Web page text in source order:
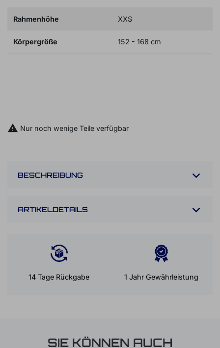
Rahmenhöhe XXS
Körpergröße 152 - 168 cm
 Nur noch wenige Teile verfügbar
BESCHREIBUNG
ARTIKELDETAILS
14 Tage Rückgabe 1 Jahr Gewährleistung
SIE KÖNNEN AUCH